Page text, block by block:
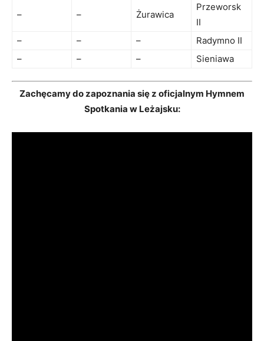
– – Żurawica
Przeworsk
II
–
– –
Radymno II
–
– – Sieniawa
Zachęcamy do zapoznania się z oficjalnym Hymnem
Spotkania w Leżajsku: